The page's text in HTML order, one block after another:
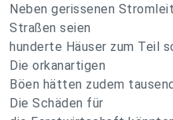
Neben gerissenen
Straßen seien
hunderte Häuser zum Teil
Die orkanartigen
Böen hätten zudem
Die Schäden für